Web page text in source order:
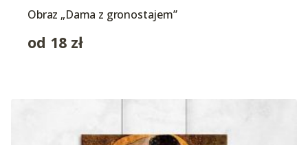
Obraz „Dama z gronostajem”
od 18 zł